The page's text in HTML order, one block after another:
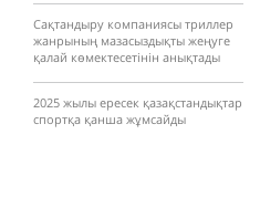
Сақтандыру компаниясы триллер
жанрының мазасыздықты жеңуге
қалай көмектесетінін анықтады
2025 жылы ересек қазақстандықтар
спортқа қанша жұмсайды